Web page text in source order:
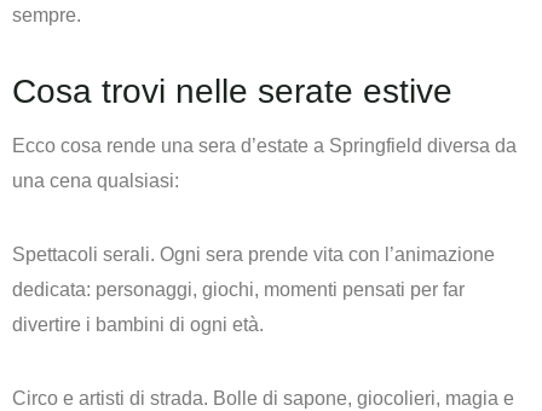
sempre.
Cosa trovi nelle serate estive
Ecco cosa rende una sera d’estate a Springfield diversa da
una cena qualsiasi:
Spettacoli serali. Ogni sera prende vita con l’animazione
dedicata: personaggi, giochi, momenti pensati per far
divertire i bambini di ogni età.
Circo e artisti di strada. Bolle di sapone, giocolieri, magia e